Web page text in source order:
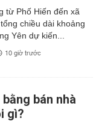
từ Phố Hiến đến xã
chiều dài khoảng
Yên dự kiến...
10 giờ trước
bán nhà
gì?